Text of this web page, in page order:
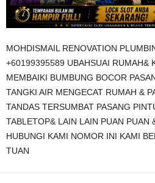
MOHDISMAIL RENOVATION
+60199395589 UBAHSUAI RUMAH&
MEMBAIKI BUMBUNG BOCOR
TANGKI AIR MENGECAT RUMAH &
TANDAS TERSUMBAT PASANG
TABLETOP& LAIN LAIN PUAN PUAN
HUBUNGI KAMI NOMOR INI KAMI
TUAN